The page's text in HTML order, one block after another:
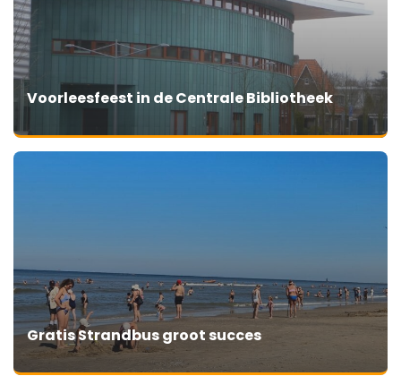
Voorleesfeest in de Centrale Bibliotheek
Gratis Strandbus groot succes